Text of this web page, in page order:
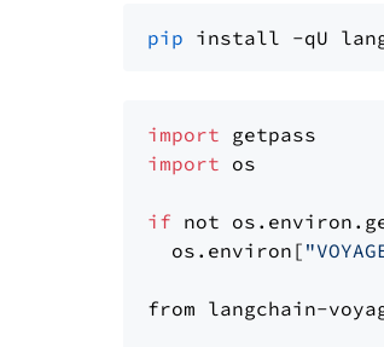
pip
import
import os
if not
  os.environ[
from langchain-